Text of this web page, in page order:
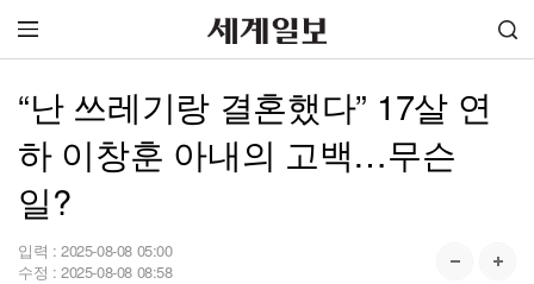
“난 쓰레기랑 결혼했다” 17살 연
하 이창훈 아내의 고백…무슨
일?
입력 : 2025-08-08 05:00
수정 : 2025-08-08 08:58